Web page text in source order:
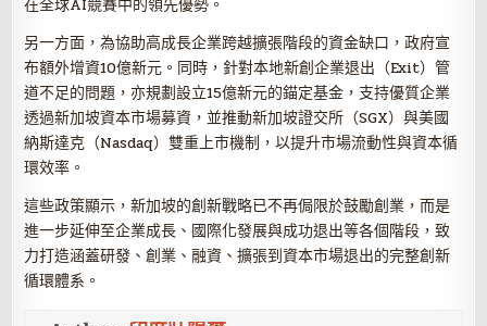
另一方面，為協助高成長企業跨越擴張階段的資金缺口，政府宣
布額外增資10億新元。同時，針對本地新創企業退出（Exit）管
道不足的問題，亦規劃設立15億新元的錨定基金，支持優質企業
透過新加坡資本市場募資，並推動新加坡證交所（SGX）與美國
納斯達克（Nasdaq）雙重上市機制，以提升市場流動性與資本循
環效率。
這些政策顯示，新加坡的創新戰略已不再侷限於鼓勵創業，而是
進一步延伸至企業成長、國際化發展與成功退出等各個階段，致
力打造涵蓋研發、創業、融資、擴張到資本市場退出的完整創新
循環體系。